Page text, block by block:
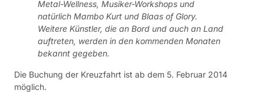
Metal-Wellness, Musiker-Workshops und
natürlich Mambo Kurt und Blaas of Glory.
Weitere Künstler, die an Bord und auch an Land
auftreten, werden in den kommenden Monaten
bekannt gegeben.
Die Buchung der Kreuzfahrt ist ab dem 5. Februar 2014
möglich.